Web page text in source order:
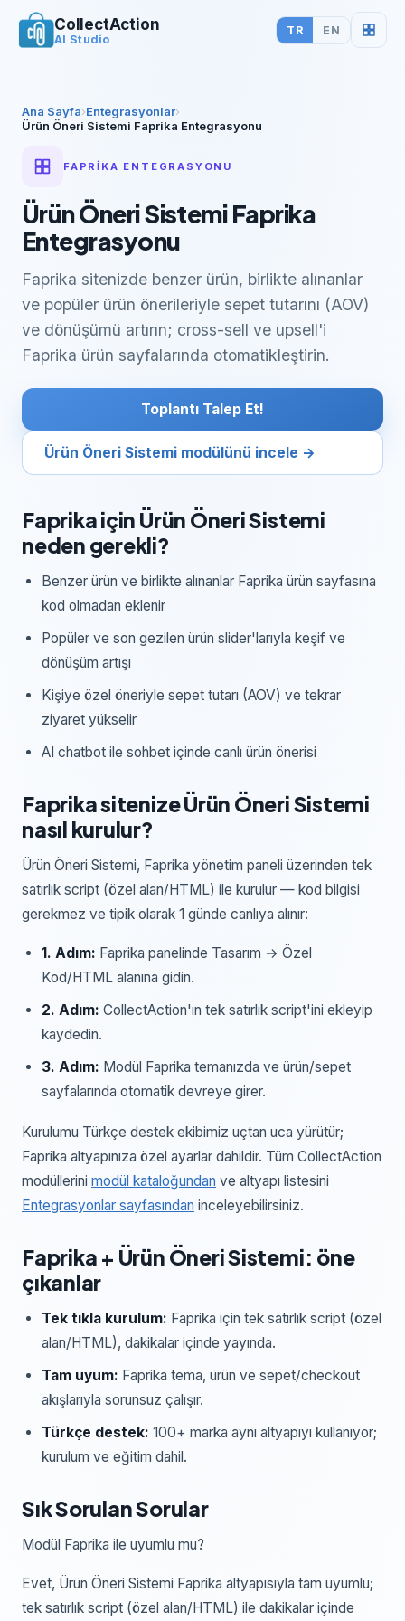
CollectAction
AI Studio
TR EN
Ana Sayfa›Entegrasyonlar›
Ürün Öneri Sistemi Faprika Entegrasyonu
FAPRİKA ENTEGRASYONU
Ürün Öneri Sistemi Faprika
Entegrasyonu
Faprika sitenizde benzer ürün, birlikte alınanlar
ve popüler ürün önerileriyle sepet tutarını (AOV)
ve dönüşümü artırın; cross-sell ve upsell'i
Faprika ürün sayfalarında otomatikleştirin.
Toplantı Talep Et!
Ürün Öneri Sistemi modülünü incele →
Faprikaiçin Ürün Öneri Sistemi
neden gerekli?
Benzer ürün ve birlikte alınanlar Faprika ürün sayfasına
kod olmadan eklenir
Popüler ve son gezilen ürün slider'larıyla keşif ve
dönüşüm artışı
Kişiye özel öneriyle sepet tutarı (AOV) ve tekrar
ziyaret yükselir
AI chatbot ile sohbet içinde canlı ürün önerisi
FaprikasitenizeÜrün Öneri Sistemi
nasıl kurulur?
Ürün Öneri Sistemi, Faprika yönetim paneli üzerinden tek
satırlık script (özel alan/HTML) ile kurulur — kod bilgisi
gerekmez ve tipik olarak 1 günde canlıya alınır:
1. Adım: Faprika panelinde Tasarım → Özel
Kod/HTML alanına gidin.
2. Adım: CollectAction'ın tek satırlık script'ini ekleyip
kaydedin.
3. Adım: Modül Faprika temanızda ve ürün/sepet
sayfalarında otomatik devreye girer.
Kurulumu Türkçe destek ekibimiz uçtan uca yürütür;
Faprika altyapınıza özel ayarlar dahildir. Tüm CollectAction
modüllerini modül kataloğundan ve altyapı listesini
Entegrasyonlar sayfasından inceleyebilirsiniz.
Faprika + Ürün Öneri Sistemi: öne
çıkanlar
Tek tıkla kurulum: Faprika için tek satırlık script (özel
alan/HTML), dakikalar içinde yayında.
Tam uyum: Faprika tema, ürün ve sepet/checkout
akışlarıyla sorunsuz çalışır.
Türkçe destek: 100+ marka aynı altyapıyı kullanıyor;
kurulum ve eğitim dahil.
Sık Sorulan Sorular
Modül Faprika ile uyumlu mu?
Evet, Ürün Öneri Sistemi Faprika altyapısıyla tam uyumlu;
tek satırlık script (özel alan/HTML) ile dakikalar içinde